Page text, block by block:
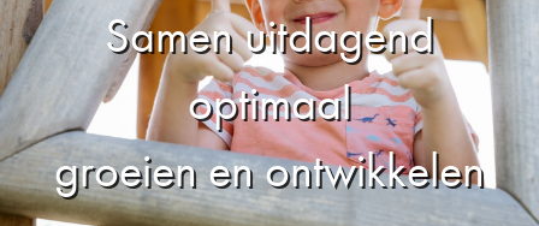
Samen uitdagend
optimaal
groeien en ontwikkelen